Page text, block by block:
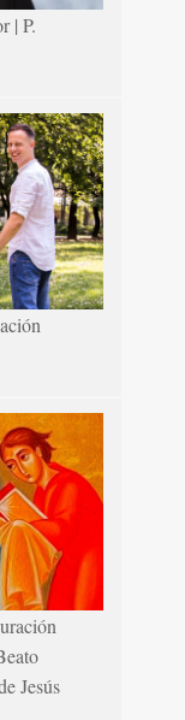
| P.
Jesús